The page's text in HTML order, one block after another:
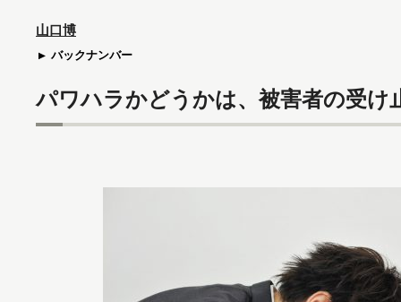
山口博
バックナンバー
パワハラかどうかは、被害者の受け